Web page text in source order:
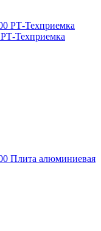
Техприемка
Плита алюминиевая